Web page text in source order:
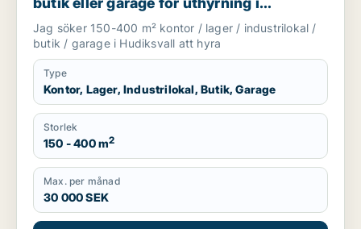
Hudiksvall
Jag söker 150-400 m² kontor / lager / industrilokal /
butik / garage i Hudiksvall att hyra
Type
Kontor, Lager, Industrilokal, Butik, Garage
Storlek
150 - 400 m2
Max. per månad
30 000 SEK